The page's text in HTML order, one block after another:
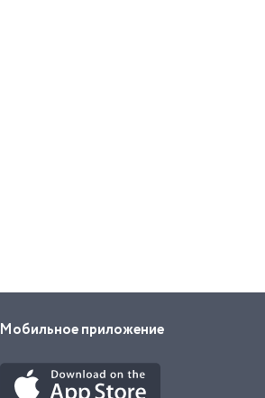
Мобильное приложение